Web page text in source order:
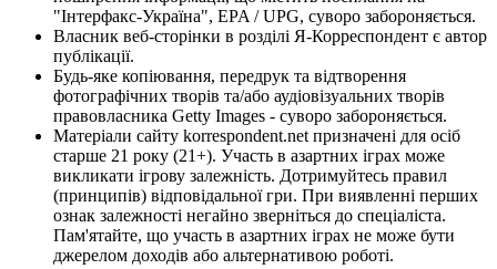
"Інтерфакс-Україна", EPA / UPG, суворо забороняється.
Власник веб-сторінки в розділі Я-Корреспондент є автор
публікації.
Будь-яке копіювання, передрук та відтворення
фотографічних творів та/або аудіовізуальних творів
правовласника Getty Images - суворо забороняється.
Матеріали сайту korrespondent.net призначені для осіб
старше 21 року (21+). Участь в азартних іграх може
викликати ігрову залежність. Дотримуйтесь правил
(принципів) відповідальної гри. При виявленні перших
ознак залежності негайно зверніться до спеціаліста.
Пам'ятайте, що участь в азартних іграх не може бути
джерелом доходів або альтернативою роботі.